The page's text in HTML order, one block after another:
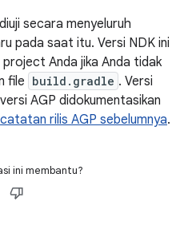
secara menyeluruh
pada saat itu. Versi NDK ini
project Anda jika Anda tidak
file build.gradle . Versi
AGP didokumentasikan
catatan rilis AGP sebelumnya.
ini membantu?